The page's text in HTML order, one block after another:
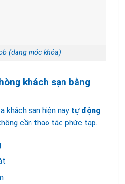
(dạng móc khóa)
khách sạn bằng
khách sạn hiện nay tự động
cần thao tác phức tạp.